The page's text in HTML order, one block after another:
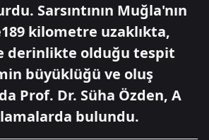
Sarsıntının Muğla'nın
kilometre uzaklıkta,
derinlikte olduğu tespit
büyüklüğü ve oluş
Prof. Dr. Süha Özden, A
bulundu.